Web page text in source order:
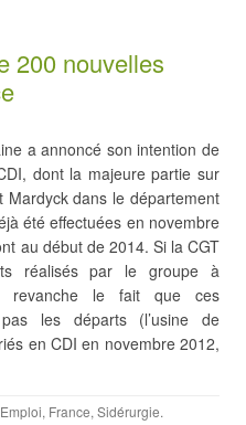
200 nouvelles
a annoncé son intention de
dont la majeure partie sur
dans le département
été effectuées en novembre
au début de 2014. Si la CGT
réalisés par le groupe à
revanche le fait que ces
les départs (l’usine de
en CDI en novembre 2012,
Emploi, France, Sidérurgie.